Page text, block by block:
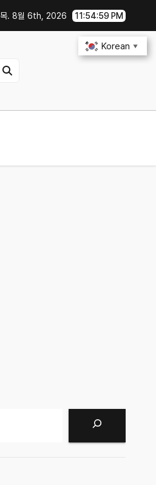
스터 헌터 와일즈 체감 변화
목. 8월 6th, 2026 11:55:00 PM
Korean ▼